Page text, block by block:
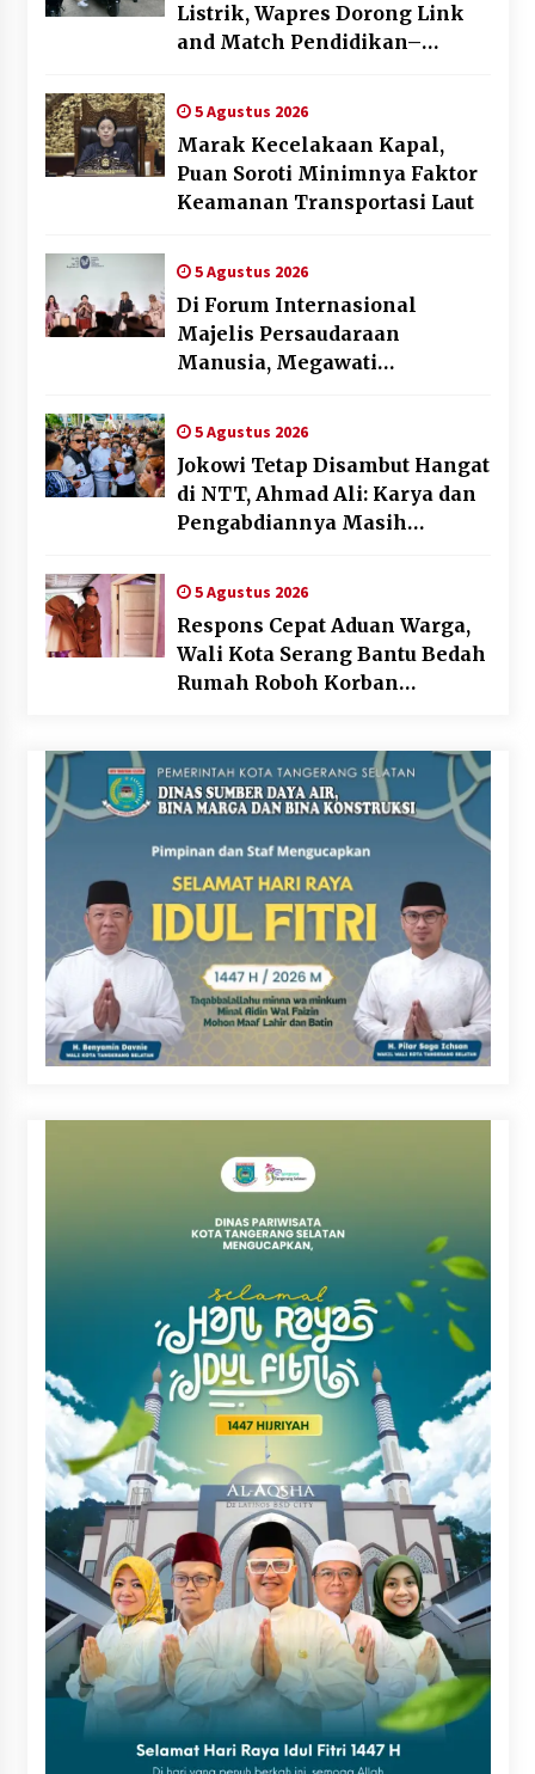
Listrik, Wapres Dorong Link
and Match Pendidikan–
5 Agustus 2026
Marak Kecelakaan Kapal,
Puan Soroti Minimnya Faktor
Keamanan Transportasi Laut
5 Agustus 2026
Di Forum Internasional
Majelis Persaudaraan
Manusia, Megawati
Kepemimpinan Perempuan
Bukan Dominasi, Tapi
Merawat Dan Merangkul
5 Agustus 2026
Jokowi Tetap Disambut Hangat
di NTT, Ahmad Ali: Karya dan
Pengabdiannya Masih
5 Agustus 2026
Respons Cepat Aduan Warga,
Wali Kota Serang Bantu Bedah
Rumah Roboh Korban